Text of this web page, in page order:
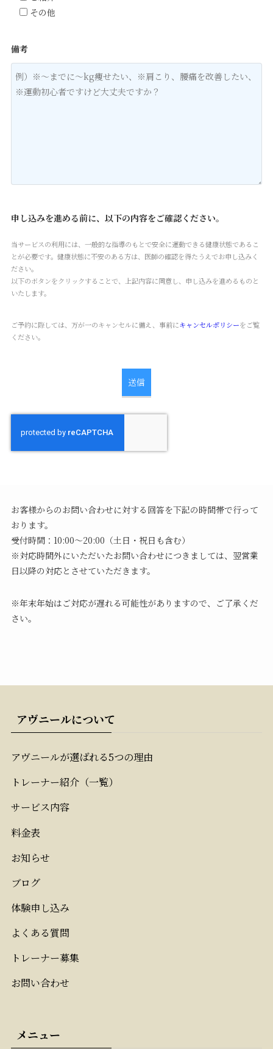
その他
備考
申し込みを進める前に、以下の内容をご確認ください。
当サービスの利用には、一般的な指導のもとで安全に運動できる健康状態であるこ
とが必要です。健康状態に不安のある方は、医師の確認を得たうえでお申し込みく
ださい。
以下のボタンをクリックすることで、上記内容に同意し、申し込みを進めるものと
いたします。
ご予約に際しては、万が一のキャンセルに備え、事前にキャンセルポリシーをご覧
ください。
お客様からのお問い合わせに対する回答を下記の時間帯で行って
おります。
受付時間：10:00～20:00（土日・祝日も含む）
※対応時間外にいただいたお問い合わせにつきましては、翌営業
日以降の対応とさせていただきます。
※年末年始はご対応が遅れる可能性がありますので、ご了承くだ
さい。
アヴニールについて
アヴニールが選ばれる5つの理由
トレーナー紹介（一覧）
サービス内容
料金表
お知らせ
ブログ
体験申し込み
よくある質問
トレーナー募集
お問い合わせ
メニュー